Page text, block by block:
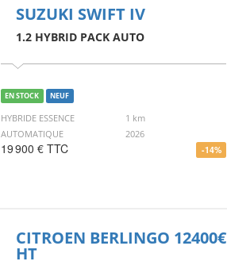
SUZUKI SWIFT IV
1.2 HYBRID PACK AUTO
EN STOCK NEUF
HYBRIDE ESSENCE
1 km
AUTOMATIQUE
2026
19 900 € TTC -14%
CITROEN BERLINGO 12400€
HT